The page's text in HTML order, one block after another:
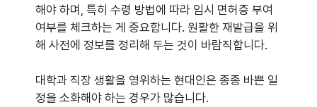
해야 하며, 특히 수령 방법에 따라 임시 면허증 부여
여부를 체크하는 게 중요합니다. 원활한 재발급을 위
해 사전에 정보를 정리해 두는 것이 바람직합니다.
대학과 직장 생활을 영위하는 현대인은 종종 바쁜 일
정을 소화해야 하는 경우가 많습니다.